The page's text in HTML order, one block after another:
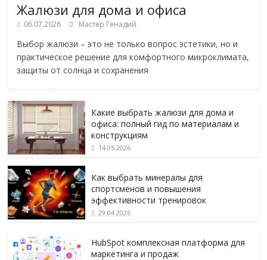
Жалюзи для дома и офиса
06.07.2026 Мастер Генадий
Выбор жалюзи – это не только вопрос эстетики, но и
практическое решение для комфортного микроклимата,
защиты от солнца и сохранения
Какие выбрать жалюзи для дома и
офиса: полный гид по материалам и
конструкциям
14.05.2026
Как выбрать минералы для
спортсменов и повышения
эффективности тренировок
29.04.2026
HubSpot комплексная платформа для
маркетинга и продаж